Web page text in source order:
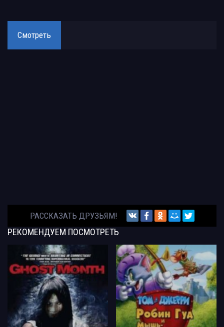
Смотреть
РАССКАЗАТЬ ДРУЗЬЯМ!
РЕКОМЕНДУЕМ ПОСМОТРЕТЬ